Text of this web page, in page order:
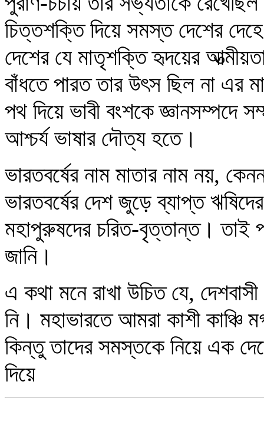
চিত্তশক্তি দিয়ে সমস্ত দেশের
দেশের যে মাতৃশক্তি হৃদয়ের
বাঁধতে পারত তার উৎস ছিল না এর
পথ দিয়ে ভাবী বংশকে জ্ঞানসম্পদে
আশ্চর্য ভাষার দৌত্য হতে।
ভারতবর্ষের নাম মাতার নাম নয়,
ভারতবর্ষের দেশ জুড়ে ব্যাপ্ত
মহাপুরুষদের চরিত-বৃত্তান্ত। তাই
জানি।
এ কথা মনে রাখা উচিত যে,
নি। মহাভারতে আমরা কাশী
কিন্তু তাদের সমস্তকে নিয়ে এক
দিয়ে